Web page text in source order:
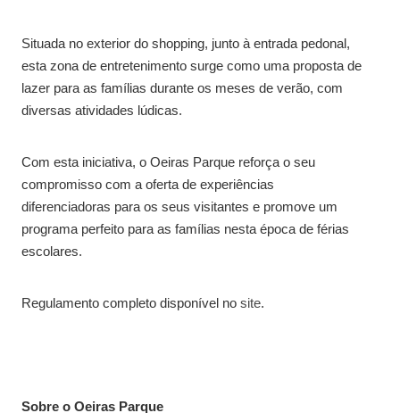
Situada no exterior do shopping, junto à entrada pedonal,
esta zona de entretenimento surge como uma proposta de
lazer para as famílias durante os meses de verão, com
diversas atividades lúdicas.
Com esta iniciativa, o Oeiras Parque reforça o seu
compromisso com a oferta de experiências
diferenciadoras para os seus visitantes e promove um
programa perfeito para as famílias nesta época de férias
escolares.
Regulamento completo disponível no site.
Sobre o Oeiras Parque